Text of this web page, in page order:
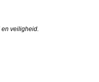
veiligheid.